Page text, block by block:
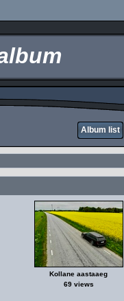
Album list
Kollane aastaaeg
69 views